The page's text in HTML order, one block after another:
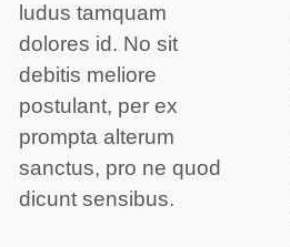
ludus tamquam
dolores id. No sit
debitis meliore
postulant, per ex
prompta alterum
sanctus, pro ne quod
dicunt sensibus.